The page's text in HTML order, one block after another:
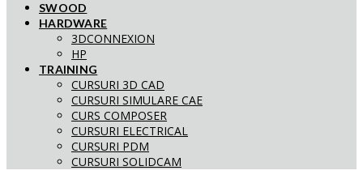
SWOOD
HARDWARE
3DCONNEXION
HP
TRAINING
CURSURI 3D CAD
CURSURI SIMULARE CAE
CURS COMPOSER
CURSURI ELECTRICAL
CURSURI PDM
CURSURI SOLIDCAM